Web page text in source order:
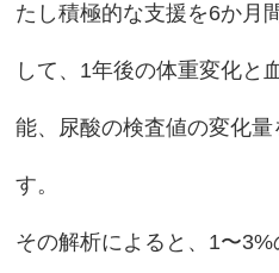
たし積極的な支援を6か月
して、1年後の体重変化と
能、尿酸の検査値の変化
す。
その解析によると、1〜